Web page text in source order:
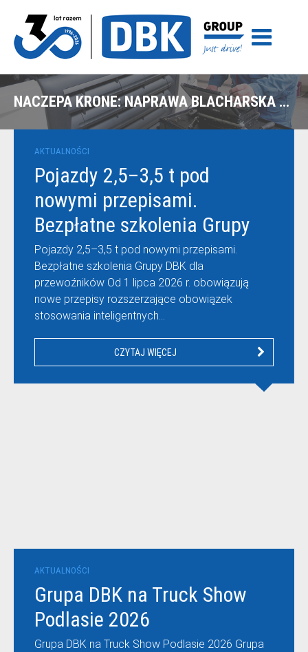
NACZEPA KRONE: NAPRAWA BLACHARSKA PO UDERZENIU WÓZKA – NIEPRUSZEWO
AKTUALNOŚCI
Pojazdy 2,5–3,5 t pod
nowymi przepisami.
Bezpłatne szkolenia Grupy
DBK dla przewoźników
Pojazdy 2,5–3,5 t pod nowymi przepisami.
Bezpłatne szkolenia Grupy DBK dla
przewoźników Od 1 lipca 2026 r. obowiązują
nowe przepisy rozszerzające obowiązek
stosowania inteligentnych…
CZYTAJ WIĘCEJ
AKTUALNOŚCI
Grupa DBK na Truck Show
Podlasie 2026
Grupa DBK na Truck Show Podlasie 2026 Grupa